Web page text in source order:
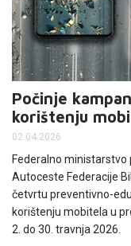
KONTAKTI
MOJ PROFIL
E-RAČUN
PODRŠKA
TELEFONSKI
Počinje
korištenju
02.04.2026
Federalno ministarstvo
Autoceste Federacije
četvrtu preventivno-
korištenju mobitela u
2. do 30. travnja 2026.